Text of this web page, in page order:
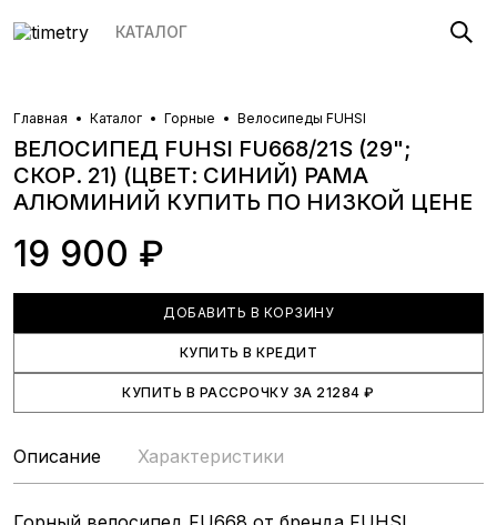
КАТАЛОГ
Главная Каталог Горные Велосипеды FUHSI
ВЕЛОСИПЕД FUHSI FU668/21S (29";
СКОР. 21) (ЦВЕТ: СИНИЙ) РАМА
АЛЮМИНИЙ КУПИТЬ ПО НИЗКОЙ ЦЕНЕ
19 900 ₽
ДОБАВИТЬ В КОРЗИНУ
КУПИТЬ В КРЕДИТ
КУПИТЬ В РАССРОЧКУ ЗА 21284 ₽
Описание Характеристики